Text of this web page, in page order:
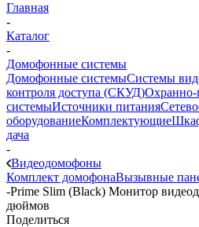
Главная
-
Каталог
-
Домофонные системы
Домофонные системыСистемы
контроля доступа (СКУД)
системыИсточники питания
оборудованиеКомплектующие
дача
-
Видеодомофоны
Комплект домофонаВызывные
-Prime Slim (Black) Монитор
дюймов
Поделиться